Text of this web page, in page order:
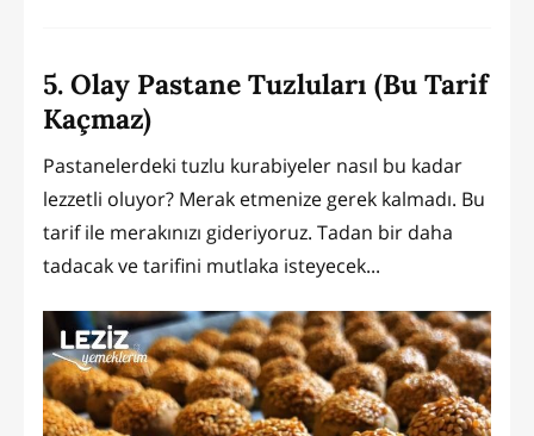
5. Olay Pastane Tuzluları (Bu Tarif
Kaçmaz)
Pastanelerdeki tuzlu kurabiyeler nasıl bu kadar
lezzetli oluyor? Merak etmenize gerek kalmadı. Bu
tarif ile merakınızı gideriyoruz. Tadan bir daha
tadacak ve tarifini mutlaka isteyecek...